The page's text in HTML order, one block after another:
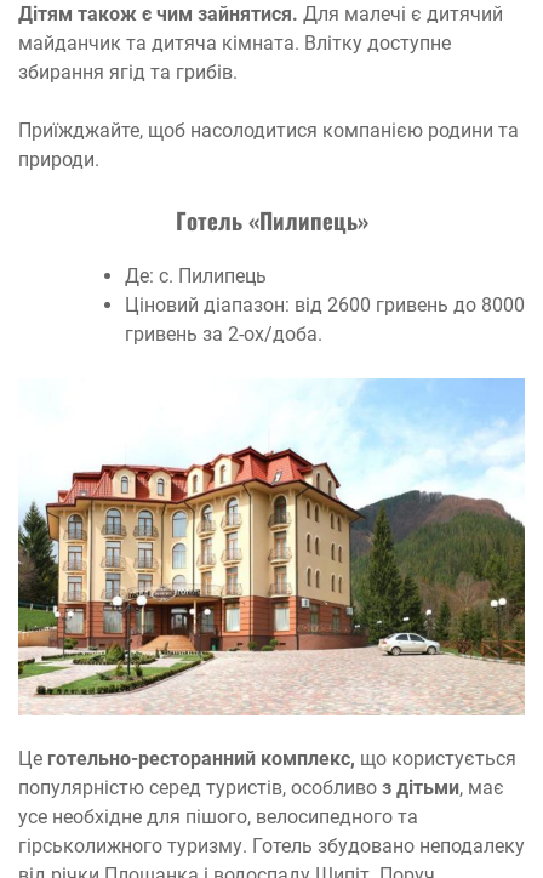
Дітям також є чим зайнятися. Для малечі є дитячий
майданчик та дитяча кімната. Влітку доступне
збирання ягід та грибів.
Приїжджайте, щоб насолодитися компанією родини та
природи.
Готель «Пилипець»
Де: с. Пилипець
Ціновий діапазон: від 2600 гривень до 8000
гривень за 2-ох/доба.
Це готельно-ресторанний комплекс, що користується
популярністю серед туристів, особливо з дітьми, має
усе необхідне для пішого, велосипедного та
гірськолижного туризму. Готель збудовано неподалеку